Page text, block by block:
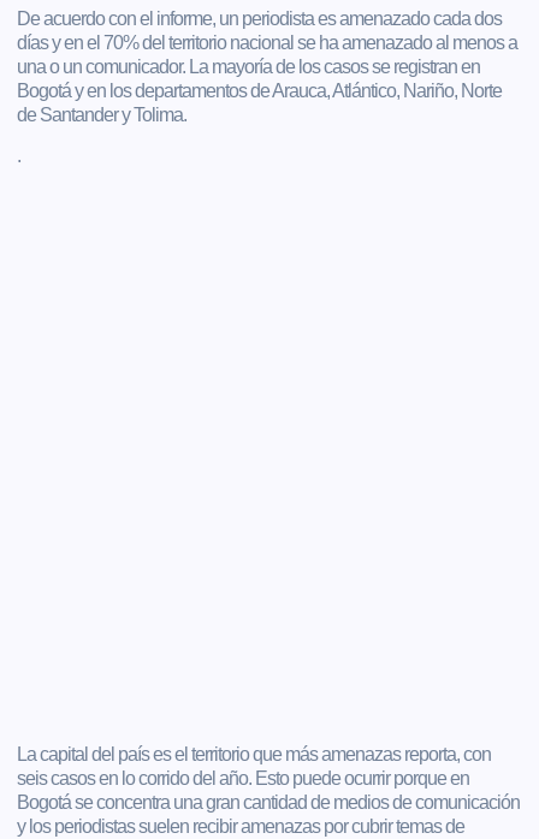
De acuerdo con el informe, un periodista es amenazado cada dos
días y en el 70% del territorio nacional se ha amenazado al menos a
una o un comunicador. La mayoría de los casos se registran en
Bogotá y en los departamentos de Arauca, Atlántico, Nariño, Norte
de Santander y Tolima.
.
La capital del país es el territorio que más amenazas reporta, con
seis casos en lo corrido del año. Esto puede ocurrir porque en
Bogotá se concentra una gran cantidad de medios de comunicación
y los periodistas suelen recibir amenazas por cubrir temas de